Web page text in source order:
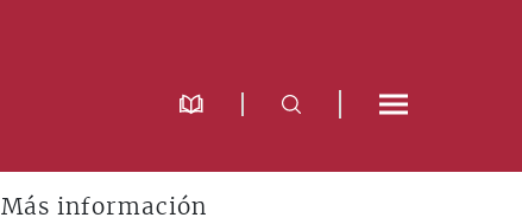
Más información